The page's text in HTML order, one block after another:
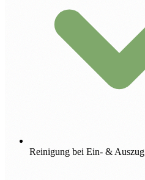
Reinigung bei Ein- & Auszug